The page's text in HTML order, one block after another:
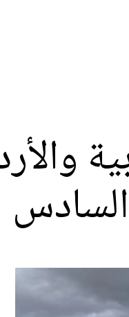
السادس